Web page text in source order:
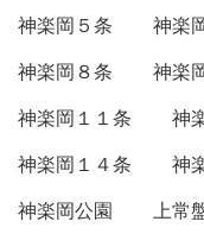
神楽岡５条
神楽
神楽岡８条
神楽
神楽岡１１条
神
神楽岡１４条
神
神楽岡公園
上常